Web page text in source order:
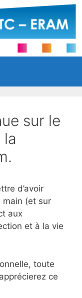
sur le
d’avoir
main (et sur
aux
et à la vie
toute
ce